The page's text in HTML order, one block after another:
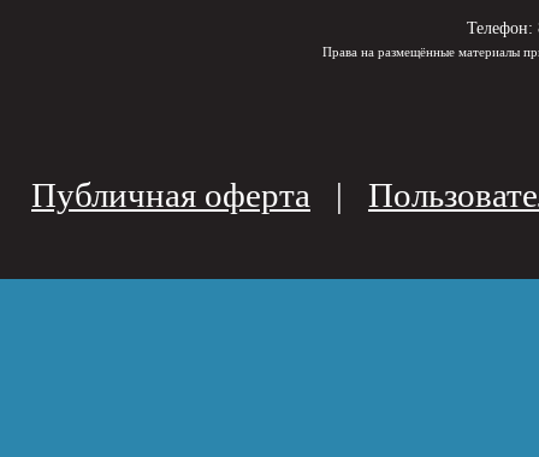
Телефон:
Права на размещённые материалы
Публичная оферта |